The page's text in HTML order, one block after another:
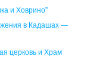
и Ховрино”
в Кадашах —
церковь и Храм